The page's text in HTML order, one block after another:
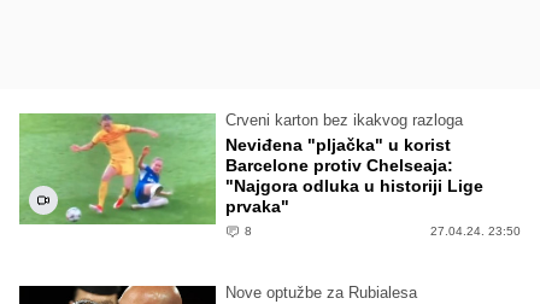
Crveni karton bez ikakvog razloga
Neviđena "pljačka" u korist
Barcelone protiv Chelseaja:
"Najgora odluka u historiji Lige
prvaka"
8 27.04.24. 23:50
Nove optužbe za Rubialesa